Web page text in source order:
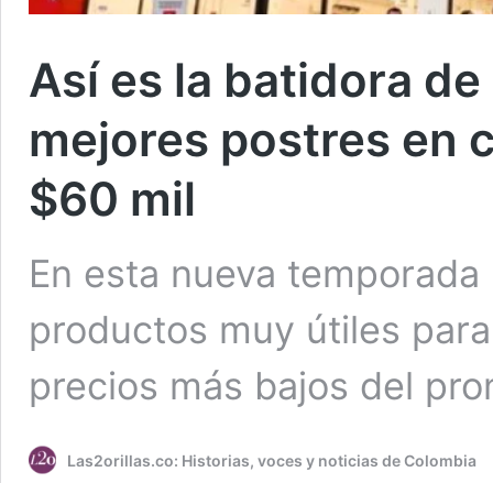
Así es la batidora
mejores postres en
$60 mil
En esta nueva
productos muy útiles
precios más bajos del
Las2orillas.co: Historias, voces y noticias de Colombia